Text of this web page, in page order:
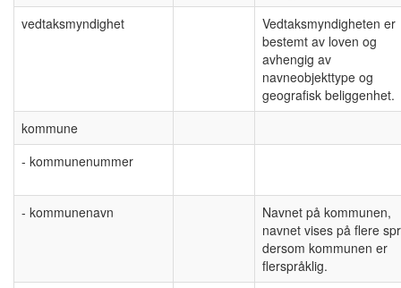
vedtaksmyndighet
Vedtaksmyndigheten er
bestemt av loven og
avhengig av
navneobjekttype og
geografisk beliggenhet.
kommune
- kommunenummer
- kommunenavn
Navnet på kommunen,
navnet vises på flere
dersom kommunen er
flerspråklig.